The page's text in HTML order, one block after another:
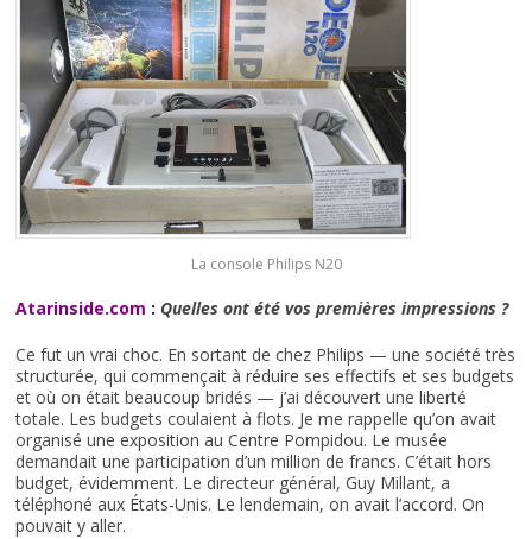
La console Philips N20
Atarinside.com : Quelles ont été vos premières impressions ?
Ce fut un vrai choc. En sortant de chez Philips — une société très
structurée, qui commençait à réduire ses effectifs et ses budgets
et où on était beaucoup bridés — j’ai découvert une liberté
totale. Les budgets coulaient à flots. Je me rappelle qu’on avait
organisé une exposition au Centre Pompidou. Le musée
demandait une participation d’un million de francs. C’était hors
budget, évidemment. Le directeur général, Guy Millant, a
téléphoné aux États-Unis. Le lendemain, on avait l’accord. On
pouvait y aller.